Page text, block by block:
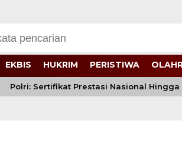
EKBIS HUKRIM PERISTIWA
Polri: Sertifikat Prestasi Nasional Hingga